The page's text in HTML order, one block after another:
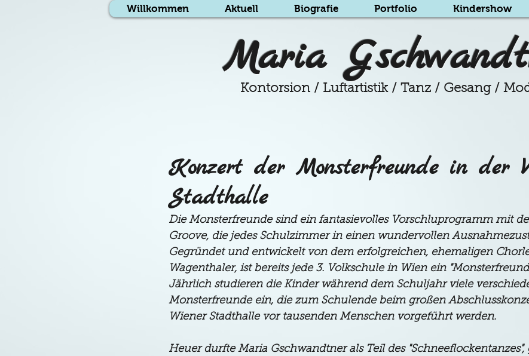
Willkommen Aktuell Biografie Portfolio Kindershow
Maria
Kontorsion / Luftartistik / Tanz / Gesang /
Konzert der Monsterfreunde in der
Stadthalle
Die Monsterfreunde sind ein fantasievolles Vorschluprogramm mit
Groove, die jedes Schulzimmer in einen wundervollen
Gegründet und entwickelt von dem erfolgreichen, ehemaligen
Wagenthaler, ist bereits jede 3. Volkschule in Wien ein
Jährlich studieren die Kinder während dem Schuljahr viele
Monsterfreunde ein, die zum Schulende beim großen
Wiener Stadthalle vor tausenden Menschen vorgeführt werden.
Heuer durfte Maria Gschwandtner als Teil des